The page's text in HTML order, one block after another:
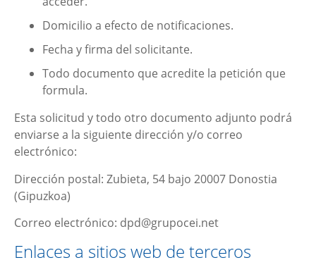
Domicilio a efecto de notificaciones.
Fecha y firma del solicitante.
Todo documento que acredite la petición que
formula.
Esta solicitud y todo otro documento adjunto podrá
enviarse a la siguiente dirección y/o correo
electrónico:
Dirección postal: Zubieta, 54 bajo 20007 Donostia
(Gipuzkoa)
Correo electrónico: dpd@grupocei.net
Enlaces a sitios web de terceros